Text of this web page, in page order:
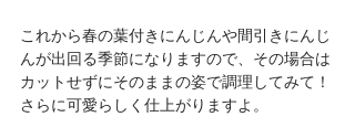
これから春の葉付きにんじんや間引きにんじ
んが出回る季節になりますので、その場合は
カットせずにそのままの姿で調理してみて！
さらに可愛らしく仕上がりますよ。